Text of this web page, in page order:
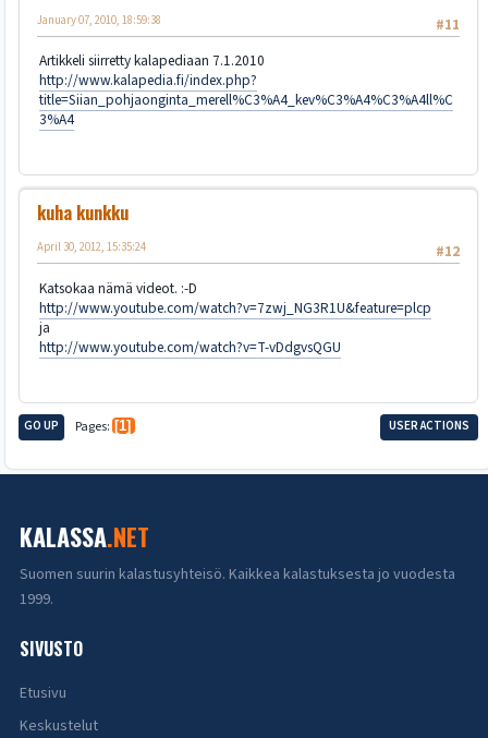
#11
January 07, 2010, 18:59:38
Artikkeli siirretty kalapediaan 7.1.2010
http://www.kalapedia.fi/index.php?
title=Siian_pohjaonginta_merell%C3%A4_kev%C3%A4%C3%A4ll%C
3%A4
kuha kunkku
#12
April 30, 2012, 15:35:24
Katsokaa nämä videot. :-D
http://www.youtube.com/watch?v=7zwj_NG3R1U&feature=plcp
ja
http://www.youtube.com/watch?v=T-vDdgvsQGU
GO UP Pages 1 USER ACTIONS
KALASSA.NET
Suomen suurin kalastusyhteisö. Kaikkea kalastuksesta jo vuodesta
1999.
SIVUSTO
Etusivu
Keskustelut